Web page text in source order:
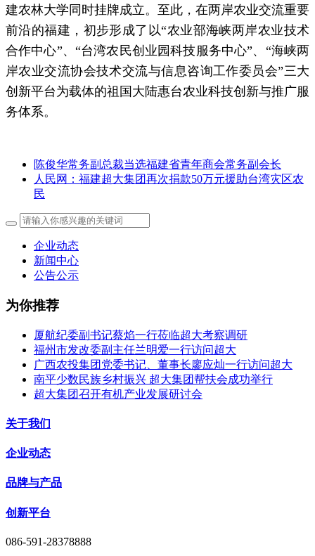
建农林大学同时挂牌成立。至此，在两岸农业交流重要
前沿的福建，初步形成了以“农业部海峡两岸农业技术
合作中心”、“台湾农民创业园科技服务中心”、“海峡两
岸农业交流协会技术交流与信息咨询工作委员会”三大
创新平台为载体的祖国大陆惠台农业科技创新与推广服
务体系。
陈俊华常务副总裁当选福建省青年商会常务副会长
人民网：福建超大集团再次捐款50万元援助台湾灾区农
民
企业动态
新闻中心
公告公示
为你推荐
厦航纪委副书记蔡焰一行莅临超大考察调研
福州市发改委副主任兰明爱一行访问超大
广西农投集团党委书记、董事长廖应灿一行访问超大
南平少数民族乡村振兴 超大集团帮扶会成功举行
超大集团召开有机产业发展研讨会
关于我们
企业动态
品牌与产品
创新平台
086-591-28378888